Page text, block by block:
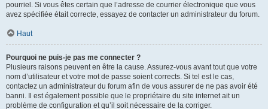
pourriel. Si vous êtes certain que l’adresse de courrier électronique que vous
avez spécifiée était correcte, essayez de contacter un administrateur du forum.
Haut
Pourquoi ne puis-je pas me connecter ?
Plusieurs raisons peuvent en être la cause. Assurez-vous avant tout que votre
nom d’utilisateur et votre mot de passe soient corrects. Si tel est le cas,
contactez un administrateur du forum afin de vous assurer de ne pas avoir été
banni. Il est également possible que le propriétaire du site internet ait un
problème de configuration et qu’il soit nécessaire de la corriger.